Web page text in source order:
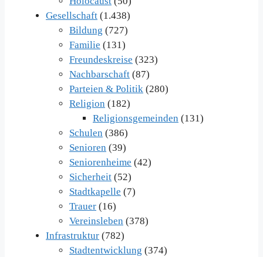
Gesellschaft (1.438)
Bildung (727)
Familie (131)
Freundeskreise (323)
Nachbarschaft (87)
Parteien & Politik (280)
Religion (182)
Religionsgemeinden (131)
Schulen (386)
Senioren (39)
Seniorenheime (42)
Sicherheit (52)
Stadtkapelle (7)
Trauer (16)
Vereinsleben (378)
Infrastruktur (782)
Stadtentwicklung (374)